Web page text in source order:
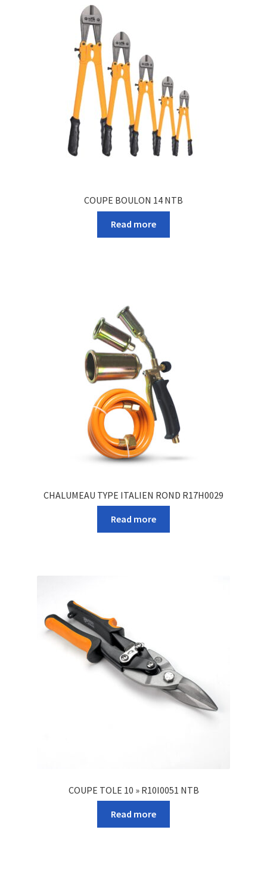
COUPE BOULON 14 NTB
Read more
CHALUMEAU TYPE ITALIEN ROND R17H0029
Read more
COUPE TOLE 10 » R10I0051 NTB
Read more